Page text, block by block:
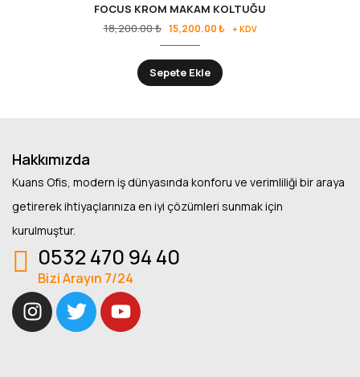
FOCUS KROM MAKAM KOLTUĞU
18,200.00₺ 15,200.00₺ + KDV
Sepete Ekle
Hakkımızda
Kuans Ofis, modern iş dünyasında konforu ve verimliliği bir araya
getirerek ihtiyaçlarınıza en iyi çözümleri sunmak için
kurulmuştur.
0532 470 94 40
Bizi Arayın 7/24